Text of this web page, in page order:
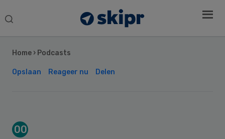
Search
Home › Podcasts
Opslaan Reageer nu Delen
00
Sidebar